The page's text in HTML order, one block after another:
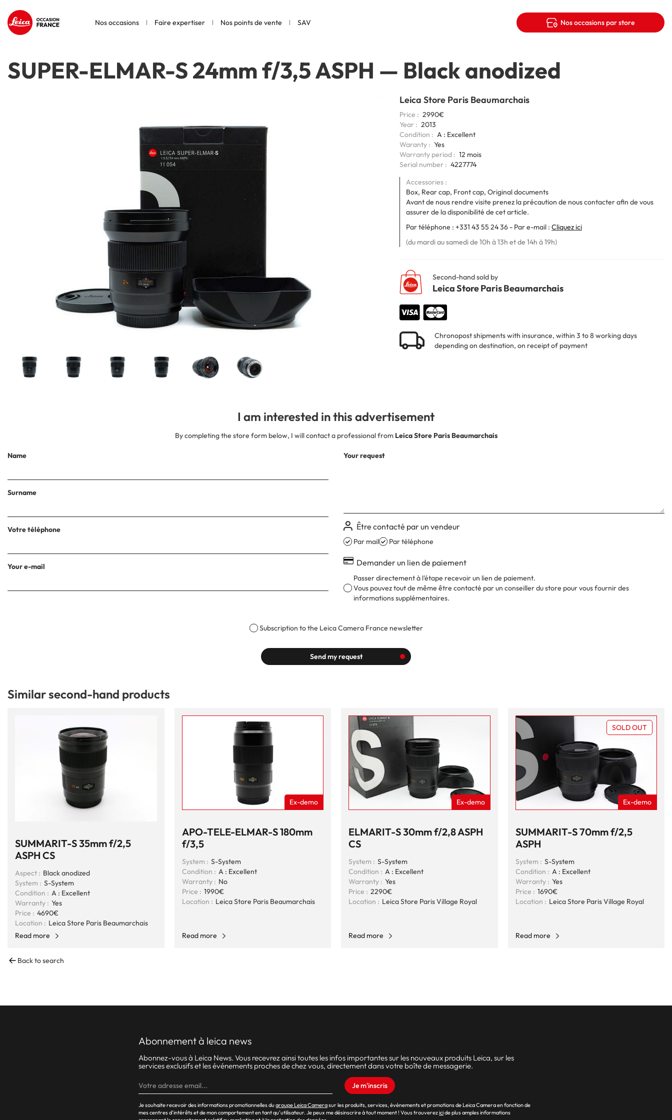
Nos occasions Faire expertiser Nos points de vente SAV Nos occasions par store
SUPER-ELMAR-S 24mm f/3,5 ASPH — Black anodized
Leica Store Paris Beaumarchais
Price
2990€
Year
2013
Condition
A : Excellent
Waranty
Yes
Warranty period
12 mois
6bits
Serial number
4227774
Accessories
Box, Rear cap, Front cap, Original documents
Avant de nous rendre visite prenez la précaution de nous contacter afin de vous
assurer de la disponibilité de cet article.
Par téléphone : +331 43 55 24 36 - Par e-mail : Cliquez ici
(du mardi au samedi de 10h à 13h et de 14h à 19h)
Second-hand sold by
Leica Store Paris Beaumarchais
Chronopost shipments with insurance, within 3 to 8 working days
depending on destination, on receipt of payment
I am interested in this advertisement
By completing the store form below, I will contact a professional from Leica Store Paris Beaumarchais
Name
Surname
Votre téléphone
Your e-mail
Your request
Être contacté par un vendeur
Par mail Par téléphone
Demander un lien de paiement
Passer directement à l'étape recevoir un lien de paiement.
Vous pouvez tout de même être contacté par un conseiller du store pour vous fournir des
informations supplémentaires.
Subscription to the Leica Camera France newsletter
Send my request
Similar second-hand products
SUMMARIT-S 35mm f/2,5
ASPH CS
Aspect : Black anodized
System : S-System
Condition : A : Excellent
Warranty : Yes
Price : 4690€
Location : Leica Store Paris Beaumarchais
Read more
Ex-demo
APO-TELE-ELMAR-S 180mm
f/3,5
System : S-System
Condition : A : Excellent
Warranty : No
Price : 1990€
Location : Leica Store Paris Beaumarchais
Read more
Ex-demo
ELMARIT-S 30mm f/2,8 ASPH
CS
System : S-System
Condition : A : Excellent
Warranty : Yes
Price : 2290€
Location : Leica Store Paris Village Royal
Read more
SOLD OUT
Ex-demo
SUMMARIT-S 70mm f/2,5
ASPH
System : S-System
Condition : A : Excellent
Warranty : Yes
Price : 1690€
Location : Leica Store Paris Village Royal
Read more
Back to search
abonnement à leica news
Abonnez-vous à Leica News. Vous recevrez ainsi toutes les infos importantes sur les nouveaux produits Leica, sur les
services exclusifs et les événements proches de chez vous, directement dans votre boîte de messagerie.
Je m'inscris
Je souhaite recevoir des informations promotionnelles du groupe Leica Camerasur les produits, services, événements et promotions de Leica Camera en fonction de
mes centres d’intérêts et de mon comportement en tant qu’utilisateur. Je peux me désinscrire à tout moment ! Vous trouverezicide plus amples informations